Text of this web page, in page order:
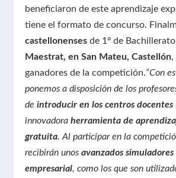
beneficiaron de este aprendizaje
tiene el formato de concurso.
castellonenses de 1º de Bachillerato
Maestrat, en San Mateu, Castellón,
ganadores de la competición.“Con
ponemos a disposición de los
deintroducir en los centros docentes
innovadoraherramienta de
gratuita. Al participar en la
recibirán unosavanzados
empresarial, como los que son